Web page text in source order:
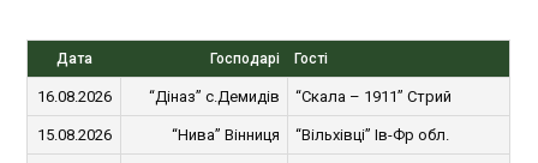
Дата Господарі Гості
16.08.2026 “Діназ” с.Демидів “Скала – 1911” Стрий
15.08.2026 “Нива” Вінниця “Вільхівці” Ів-Фр обл.